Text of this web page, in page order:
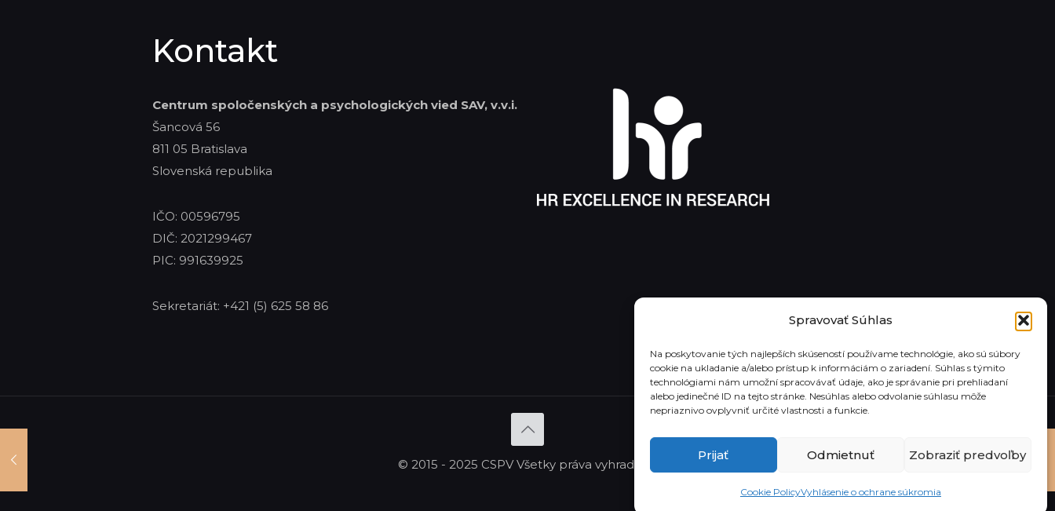
Spravovať Súhlas
Na poskytovanie tých najlepších skúseností používame technológie, ako sú súbory
cookie na ukladanie a/alebo prístup k informáciám o zariadení. Súhlas s týmito
technológiami nám umožní spracovávať údaje, ako je správanie pri prehliadaní
alebo jedinečné ID na tejto stránke. Nesúhlas alebo odvolanie súhlasu môže
nepriaznivo ovplyvniť určité vlastnosti a funkcie.
Prijať Odmietnuť Zobraziť predvoľby
Cookie PolicyVyhlásenie o ochrane súkromia
Kontakt
Centrum spoločenských a psychologických vied SAV, v.v.i.
Šancová 56
811 05 Bratislava
Slovenská republika
IČO: 00596795
DIČ: 2021299467
PIC: 991639925
Sekretariát: +421 (5) 625 58 86
© 2015 - 2025 CSPV Všetky práva vyhradené